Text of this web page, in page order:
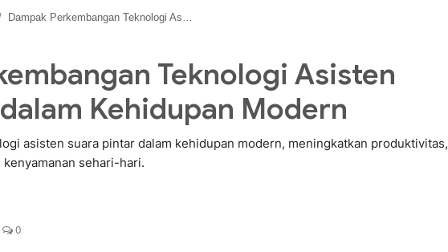
Dampak Perkembangan Teknologi Asisten Suara Pintar dalam Kehidupan Modern
Teknologi Asisten
Kehidupan Modern
asisten suara pintar dalam kehidupan modern, meningkatkan produktivitas,
sehari-hari.
Media or Organization • 23 May, 2026
0